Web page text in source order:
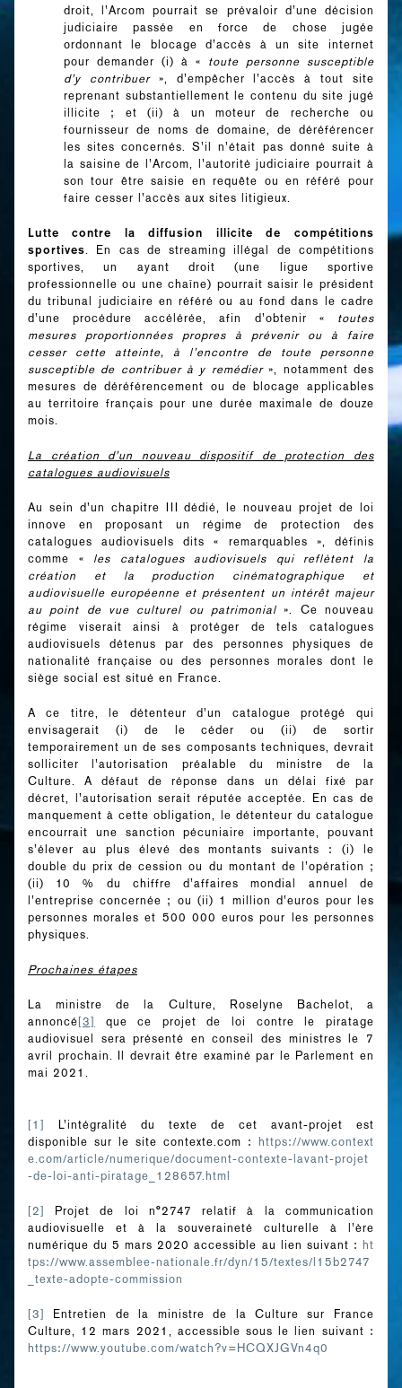
droit, l’Arcom pourrait se prévaloir d’une décision
judiciaire passée en force de chose jugée
ordonnant le blocage d’accès à un site internet
pour demander (i) à « toute personne susceptible
d’y contribuer», d’empêcher l’accès à tout site
reprenant substantiellement le contenu du site jugé
illicite ; et (ii) à un moteur de recherche ou
fournisseur de noms de domaine, de déréférencer
les sites concernés. S’il n’était pas donné suite à
la saisine de l’Arcom, l’autorité judiciaire pourrait à
son tour être saisie en requête ou en référé pour
faire cesser l’accès aux sites litigieux.
Lutte contre la diffusion illicite de compétitions
sportives . En cas de streaming illégal de compétitions
sportives, un ayant droit (une ligue sportive
professionnelle ou une chaîne) pourrait saisir le président
du tribunal judiciaire en référé ou au fond dans le cadre
d’une procédure accélérée, afin d’obtenir « toutes
mesures proportionnées propres à prévenir ou à faire
cesser cette atteinte, à l’encontre de toute personne
susceptible de contribuer à y remédier», notamment des
mesures de déréférencement ou de blocage applicables
au territoire français pour une durée maximale de douze
mois.
La création d’un nouveau dispositif de protection des
catalogues audiovisuels
Au sein d’un chapitre III dédié, le nouveau projet de loi
innove en proposant un régime de protection des
catalogues audiovisuels dits « remarquables », définis
comme « les catalogues audiovisuels qui reflètent la
création et la production cinématographique et
audiovisuelle européenne et présentent un intérêt majeur
au point de vue culturel ou patrimonial». Ce nouveau
régime viserait ainsi à protéger de tels catalogues
audiovisuels détenus par des personnes physiques de
nationalité française ou des personnes morales dont le
siège social est situé en France.
A ce titre, le détenteur d’un catalogue protégé qui
envisagerait (i) de le céder ou (ii) de sortir
temporairement un de ses composants techniques, devrait
solliciter l’autorisation préalable du ministre de la
Culture. A défaut de réponse dans un délai fixé par
décret, l’autorisation serait réputée acceptée. En cas de
manquement à cette obligation, le détenteur du catalogue
encourrait une sanction pécuniaire importante, pouvant
s’élever au plus élevé des montants suivants : (i) le
double du prix de cession ou du montant de l’opération ;
(ii) 10 % du chiffre d’affaires mondial annuel de
l’entreprise concernée ; ou (ii) 1 million d’euros pour les
personnes morales et 500 000 euros pour les personnes
physiques.
Prochaines étapes
La ministre de la Culture, Roselyne Bachelot, a
annoncé [3]
que ce projet de loi contre le piratage
audiovisuel sera présenté en conseil des ministres le 7
avril prochain. Il devrait être examiné par le Parlement en
mai 2021.
[1]
L’intégralité du texte de cet avant-projet est
disponible sur le site contexte.com :
https://www.context
e.com/article/numerique/document-contexte-lavant-projet
-de-loi-anti-piratage_128657.html
[2]
Projet de loi n°2747 relatif à la communication
audiovisuelle et à la souveraineté culturelle à l’ère
numérique du 5 mars 2020 accessible au lien suivant : ht
tps://www.assemblee-nationale.fr/dyn/15/textes/l15b2747
_texte-adopte-commission
[3]
Entretien de la ministre de la Culture sur France
Culture, 12 mars 2021, accessible sous le lien suivant :
https://www.youtube.com/watch?v=HCQXJGVn4q0